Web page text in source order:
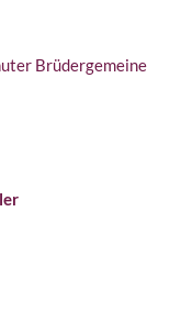
Brüdergemeine